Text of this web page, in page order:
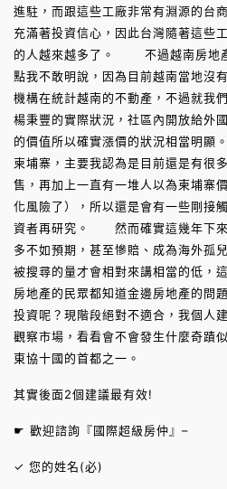
進駐，而跟這些工廠非常有淵源的台
充滿著投資信心，因此台灣隨著這些
的人越來越多了。 不過越南房地
點我不敢明說，因為目前越南當地沒
機構在統計越南的不動產，不過就我
楊秉豐的實際狀況，社區內開放給外
的價值所以確實漲價的狀況相當明
柬埔寨，主要我認為是目前還是有很
售，再加上一直有一堆人以為柬埔寨
化風險了），所以還是會有一些剛接
資者再研究。 然而確實這幾年下來
多不如預期，甚至慘賠、成為海外孤
被搜尋的量才會相對來講相當的低，
房地產的民眾都知道金邊房地產的
投資呢？現階段絕對不適合，我個人
觀察市場，看看會不會發生什麼奇蹟
東協十國的首都之一。
其實後面2個建議最有效!
☛ 歡迎諮詢『國際超級房仲』–
✓ 您的姓名(必)